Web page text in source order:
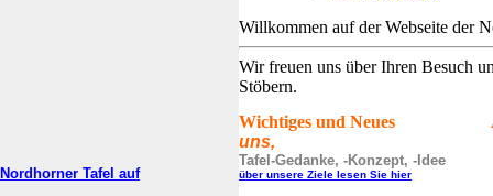
Willkommen auf der Webseite der
Wir freuen uns über Ihren Besuch
Stöbern.
Nordhorner Tafel auf
Wichtiges und Neues
uns,
Tafel-Gedanke, -Konzept, -Idee
über unsere Ziele lesen Sie hier